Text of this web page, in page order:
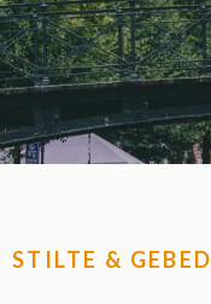
STILTE & GEBED